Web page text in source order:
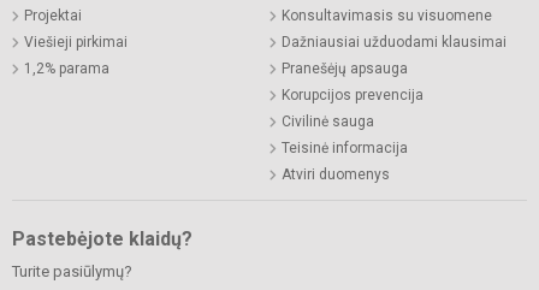
Projektai
Viešieji pirkimai
1,2% parama
Konsultavimasis su visuomene
Dažniausiai užduodami klausimai
Pranešėjų apsauga
Korupcijos prevencija
Civilinė sauga
Teisinė informacija
Atviri duomenys
Pastebėjote klaidų?
Turite pasiūlymų?